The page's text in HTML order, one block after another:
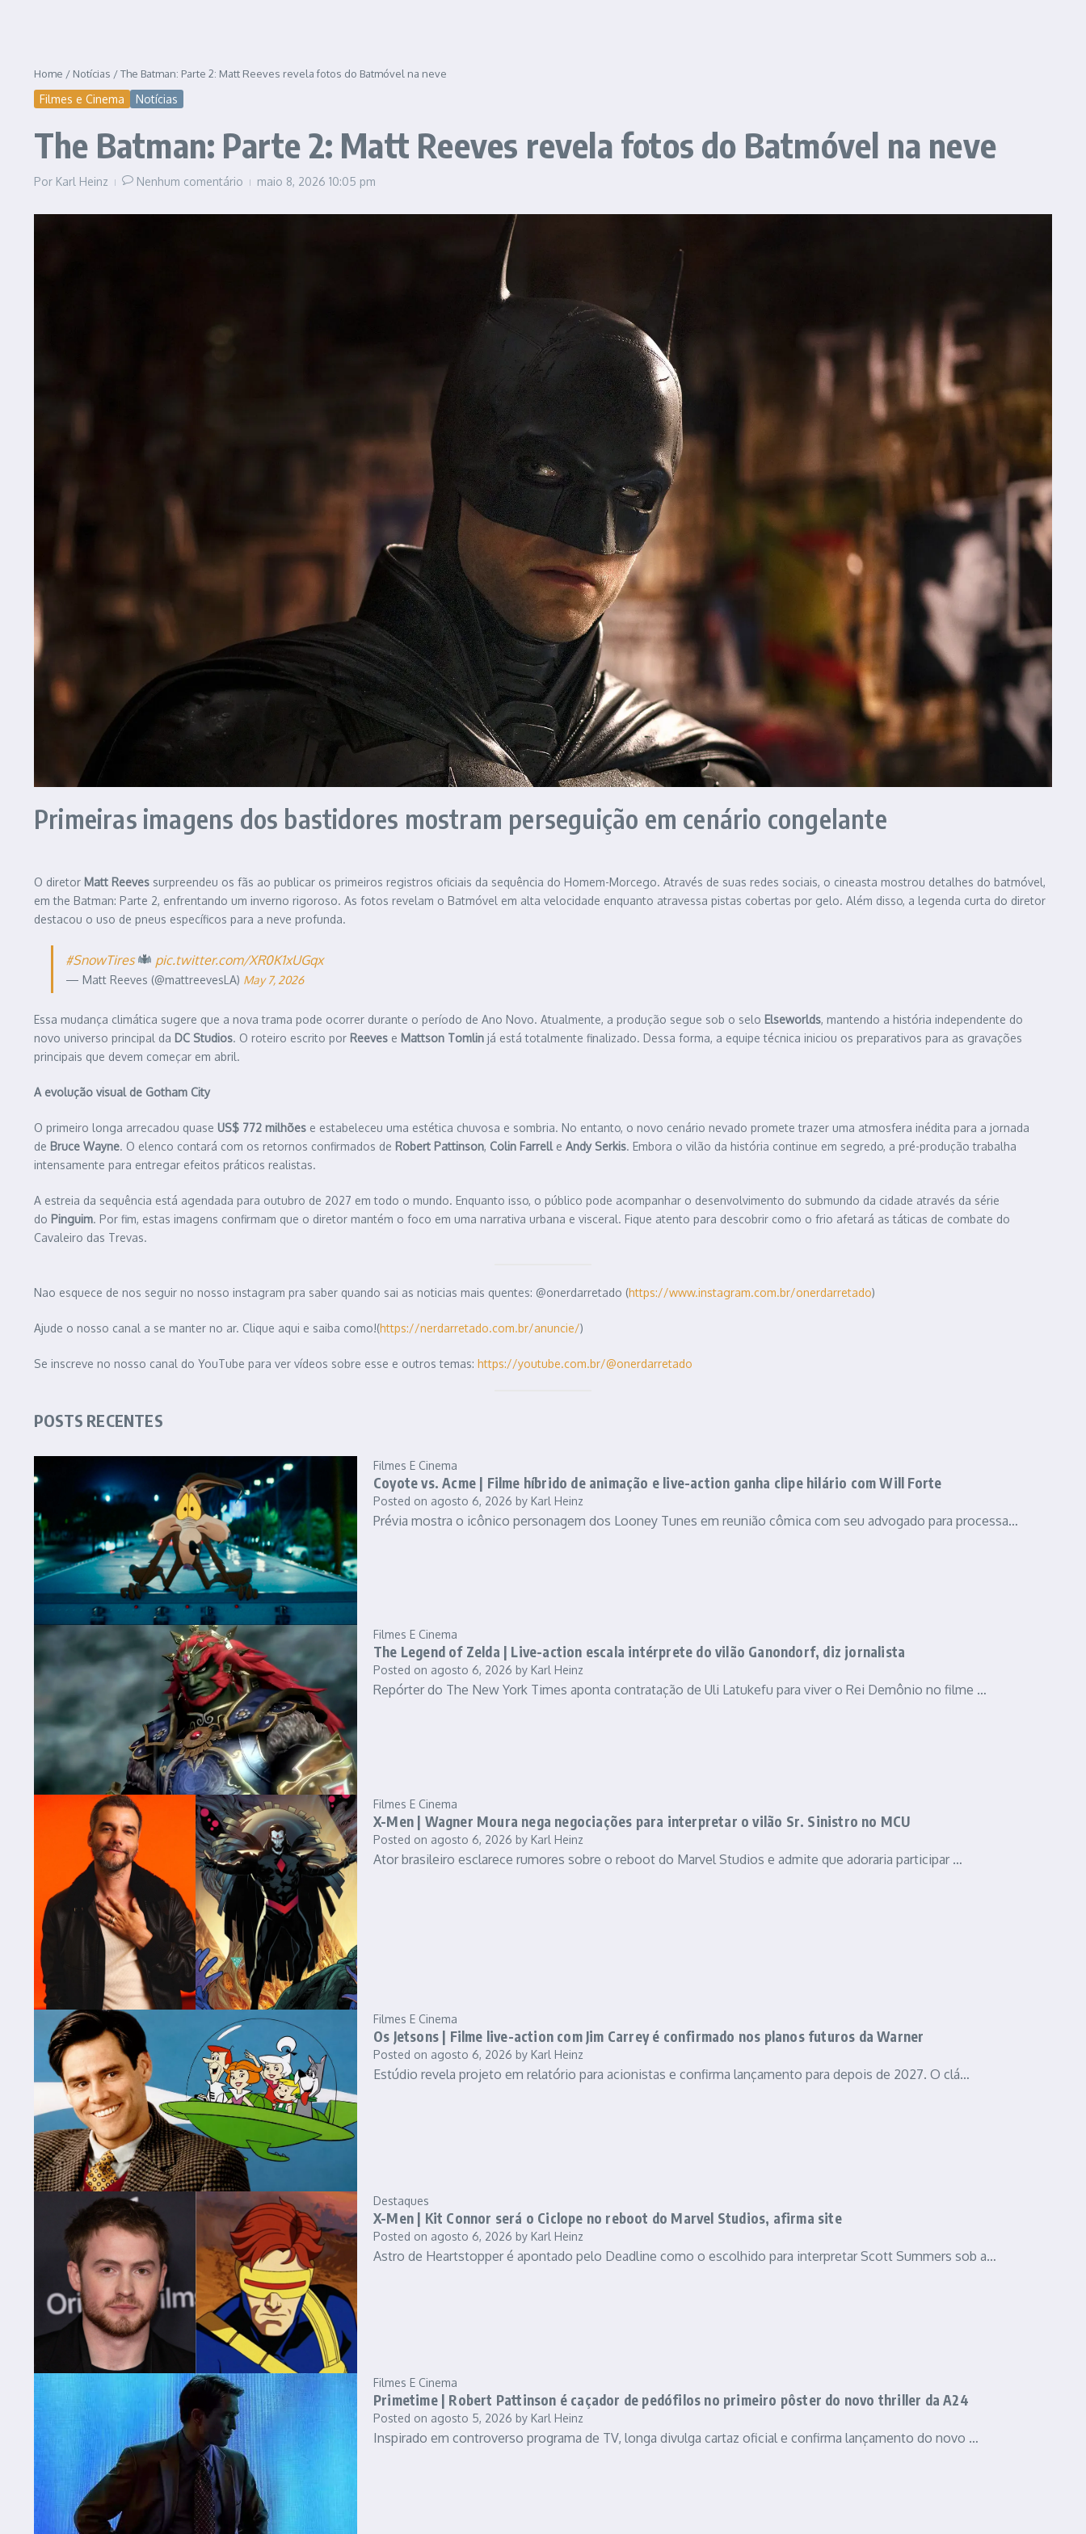
Home / Notícias /The Batman: Parte 2: Matt Reeves revela fotos do Batmóvel na neve
Filmes e Cinema Notícias
The Batman: Parte 2: Matt Reeves revela fotos do Batmóvel na neve
Por Karl Heinz Nenhum comentário maio 8, 2026 10:05 pm
Primeiras imagens dos bastidores mostram perseguição em cenário congelante
O diretor Matt Reeves surpreendeu os fãs ao publicar os primeiros registros oficiais da sequência do Homem-Morcego. Através de suas redes sociais, o cineasta mostrou detalhes do batmóvel,
em the Batman: Parte 2, enfrentando um inverno rigoroso. As fotos revelam o Batmóvel em alta velocidade enquanto atravessa pistas cobertas por gelo. Além disso, a legenda curta do diretor
destacou o uso de pneus específicos para a neve profunda.
#SnowTires pic.twitter.com/XR0K1xUGqx
— Matt Reeves (@mattreevesLA) May 7, 2026
Essa mudança climática sugere que a nova trama pode ocorrer durante o período de Ano Novo. Atualmente, a produção segue sob o selo Elseworlds, mantendo a história independente do
novo universo principal da DC Studios. O roteiro escrito por Reeves e Mattson Tomlin já está totalmente finalizado. Dessa forma, a equipe técnica iniciou os preparativos para as gravações
principais que devem começar em abril.
A evolução visual de Gotham City
O primeiro longa arrecadou quase US$ 772 milhões e estabeleceu uma estética chuvosa e sombria. No entanto, o novo cenário nevado promete trazer uma atmosfera inédita para a jornada
de Bruce Wayne. O elenco contará com os retornos confirmados de Robert Pattinson, Colin Farrelle Andy Serkis. Embora o vilão da história continue em segredo, a pré-produção trabalha
intensamente para entregar efeitos práticos realistas.
A estreia da sequência está agendada para outubro de 2027 em todo o mundo. Enquanto isso, o público pode acompanhar o desenvolvimento do submundo da cidade através da série
do Pinguim. Por fim, estas imagens confirmam que o diretor mantém o foco em uma narrativa urbana e visceral. Fique atento para descobrir como o frio afetará as táticas de combate do
Cavaleiro das Trevas.
Nao esquece de nos seguir no nosso instagram pra saber quando sai as noticias mais quentes: @onerdarretado (https://www.instagram.com.br/onerdarretado)
Ajude o nosso canal a se manter no ar. Clique aqui e saiba como!(https://nerdarretado.com.br/anuncie/)
Se inscreve no nosso canal do YouTube para ver vídeos sobre esse e outros temas: https://youtube.com.br/@onerdarretado
POSTS RECENTES
Filmes E Cinema
Coyote vs. Acme | Filme híbrido de animação e live-action ganha clipe hilário com Will Forte
Posted on agosto 6, 2026 by Karl Heinz
Prévia mostra o icônico personagem dos Looney Tunes em reunião cômica com seu advogado para processa…
Filmes E Cinema
The Legend of Zelda | Live-action escala intérprete do vilão Ganondorf, diz jornalista
Posted on agosto 6, 2026 by Karl Heinz
Repórter do The New York Times aponta contratação de Uli Latukefu para viver o Rei Demônio no filme …
Filmes E Cinema
X-Men | Wagner Moura nega negociações para interpretar o vilão Sr. Sinistro no MCU
Posted on agosto 6, 2026 by Karl Heinz
Ator brasileiro esclarece rumores sobre o reboot do Marvel Studios e admite que adoraria participar …
Filmes E Cinema
Os Jetsons | Filme live-action com Jim Carrey é confirmado nos planos futuros da Warner
Posted on agosto 6, 2026 by Karl Heinz
Estúdio revela projeto em relatório para acionistas e confirma lançamento para depois de 2027. O clá…
Destaques
X-Men | Kit Connor será o Ciclope no reboot do Marvel Studios, afirma site
Posted on agosto 6, 2026 by Karl Heinz
Astro de Heartstopper é apontado pelo Deadline como o escolhido para interpretar Scott Summers sob a…
Filmes E Cinema
Primetime | Robert Pattinson é caçador de pedófilos no primeiro pôster do novo thriller da A24
Posted on agosto 5, 2026 by Karl Heinz
Inspirado em controverso programa de TV, longa divulga cartaz oficial e confirma lançamento do novo …